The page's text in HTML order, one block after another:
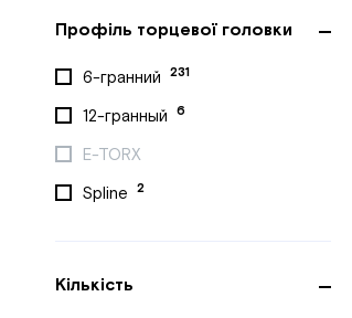
Thorvik1
Tolsen46
TOPTUL
VOREL
YATO
Профіль торцевої головки
6-гранний 231
12-гранный 6
E-TORX
Spline 2
Кількість